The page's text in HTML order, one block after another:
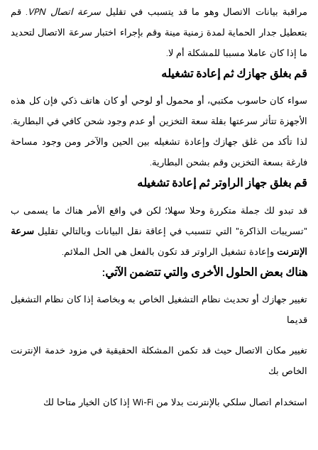
مراقبة بيانات الاتصال وهو ما قد يتسبب في تقليل سرعة اتصال VPN
. قم
بتعطيل جدار الحماية لمدة زمنية مينة وقم بإجراء اختبار سرعة الاتصال لتحديد
ما إذا كان عاملا مسببا للمشكلة أم لا.
قم بغلق جهازك ثم إعادة تشغيله
سواء كان حاسوب مكتبي، أو محمول أو لوحي أو كان هاتف ذكي فإن كل هذه
الأجهزة تتأثر سرعتها بقلة سعة التخزين أو عدم وجود شحن كافي في البطارية.
لذا تأكد من غلق جهازك وإعادة تشغيله بين الحين والآخر ومن وجود مساحة
فارغة بسعة التخزين وقم بشحن البطارية.
قم بغلق جهاز الراوتر ثم إعادة تشغيله
قد تبدو لك جملة متكررة وحلا سهلا؛ لكن في واقع الأمر هناك ما يسمى ب
"تسريبات الذاكرة" التي تتسبب في إعاقة نقل البيانات وبالتالي تقليل سرعة
الإنترنت وإعادة تشغيل الراوتر قد تكون بالفعل هي الحل الملائم.
هناك بعض الحلول الأخرى والتي تتضمن الآتي:
تغيير جهازك أو تحديث نظام التشغيل الخاص به وبخاصة إذا كان نظام التشغيل
قديما
تغيير مكان الاتصال حيث قد تكمن المشكلة الحقيقية في مزود خدمة الإنترنت
الخاص بك
استخدام اتصال سلكي بالإنترنت بدلا من Wi-Fi إذا كان الخيار متاحا لك